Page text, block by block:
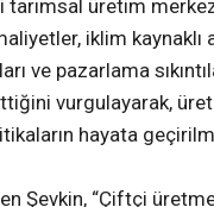
tarımsal üretim
iklim kaynaklı
ve pazarlama
vurgulayarak,
hayata
Şevkin, “Çiftçi